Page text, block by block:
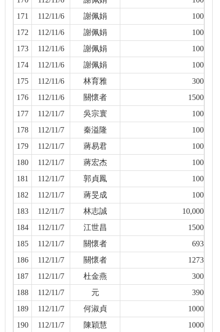
171
112/11/6 謝佩娟
100
172
112/11/6 謝佩娟
100
173
112/11/6 謝佩娟
100
174
112/11/6 謝佩娟
100
175
112/11/6 林育雅
300
176
112/11/6 關懷者
1500
177
112/11/7 吳宗寰
100
178
112/11/7 秦溢隆
100
179
112/11/7 蔣易君
100
180
112/11/7 蔣宏杰
100
181
112/11/7 郭貞鳳
100
182
112/11/7 蔣旻成
100
183
112/11/7 林志誠
10,000
184
112/11/7 江世昌
1500
185
112/11/7 關懷者
693
186
112/11/7 關懷者
1273
187
112/11/7 杜金燕
300
188
112/11/7 元
390
189
112/11/7 何淑貞
1000
190
112/11/7 陳穎慧 1000